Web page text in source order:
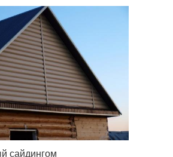
сайдингом